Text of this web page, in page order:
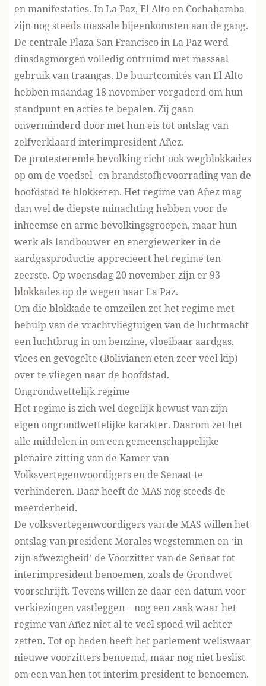
en manifestaties. In La Paz, El Alto en Cochabamba
zijn nog steeds massale bijeenkomsten aan de gang.
De centrale Plaza San Francisco in La Paz werd
dinsdagmorgen volledig ontruimd met massaal
gebruik van traangas. De buurtcomités van El Alto
hebben maandag 18 november vergaderd om hun
standpunt en acties te bepalen. Zij gaan
onverminderd door met hun eis tot ontslag van
zelfverklaard interimpresident Añez.
De protesterende bevolking richt ook wegblokkades
op om de voedsel- en brandstofbevoorrading van de
hoofdstad te blokkeren. Het regime van Añez mag
dan wel de diepste minachting hebben voor de
inheemse en arme bevolkingsgroepen, maar hun
werk als landbouwer en energiewerker in de
aardgasproductie apprecieert het regime ten
zeerste. Op woensdag 20 november zijn er 93
blokkades op de wegen naar La Paz.
Om die blokkade te omzeilen zet het regime met
behulp van de vrachtvliegtuigen van de luchtmacht
een luchtbrug in om benzine, vloeibaar aardgas,
vlees en gevogelte (Bolivianen eten zeer veel kip)
over te vliegen naar de hoofdstad.
Ongrondwettelijk regime
Het regime is zich wel degelijk bewust van zijn
eigen ongrondwettelijke karakter. Daarom zet het
alle middelen in om een gemeenschappelijke
plenaire zitting van de Kamer van
Volksvertegenwoordigers en de Senaat te
verhinderen. Daar heeft de MAS nog steeds de
meerderheid.
De volksvertegenwoordigers van de MAS willen het
ontslag van president Morales wegstemmen en ‘in
zijn afwezigheid’ de Voorzitter van de Senaat tot
interimpresident benoemen, zoals de Grondwet
voorschrijft. Tevens willen ze daar een datum voor
verkiezingen vastleggen – nog een zaak waar het
regime van Añez niet al te veel spoed wil achter
zetten. Tot op heden heeft het parlement weliswaar
nieuwe voorzitters benoemd, maar nog niet beslist
om een van hen tot interim-president te benoemen.